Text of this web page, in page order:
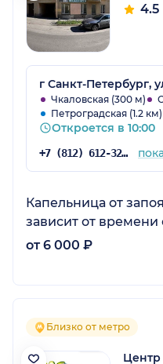
4.5
г Санкт-Петербург,
Чкаловская (300 м)
Петроградская (1.2 км)
Откроется в 10:00
+7 (812) 612-32-72
Капельница от
зависит от времени
от 6 000 ₽
Близко от метро
Центр